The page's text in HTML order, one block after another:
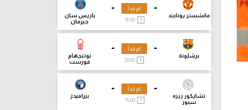
-
مانشستر يونايتد
-
باريس سان
جيرمان
لم تبدأ
18:00
-
برشلونة
-
نوتنجهام
فورست
لم تبدأ
-
تشايكور ريزه
سبور
-
بيراميدز
لم تبدأ
15:00